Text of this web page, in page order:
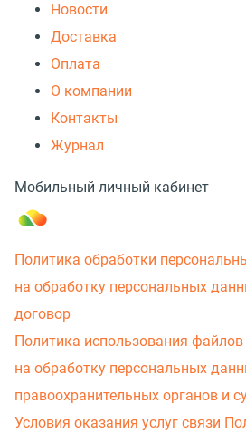
Новости
Доставка
Оплата
О компании
Контакты
Журнал
Мобильный личный кабинет
Политика обработки
на обработку персональных
договор
Политика использования файлов
на обработку персональных
правоохранительных органов и
Условия оказания услуг связи